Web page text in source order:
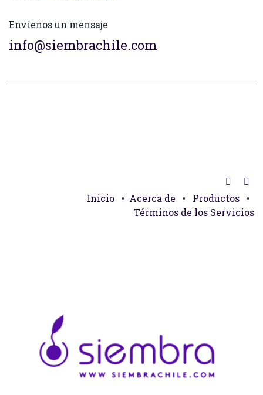
Envíenos un mensaje
info@siembrachile.com
Inicio • Acerca de • Productos
•
Términos de los Servicios